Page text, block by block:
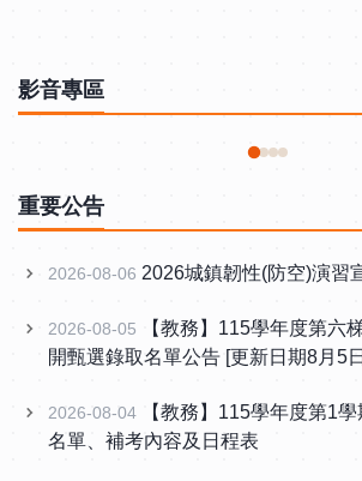
影音專區
學生赴美加交流・成果分享會
重要公告
2026-08-06 2026城鎮韌性(防空)演習
2026-08-05
【教務】115學年度第六
開甄選錄取名單公告 [更新日期8月5
2026-08-04
【教務】115學年度第1
名單、補考內容及日程表